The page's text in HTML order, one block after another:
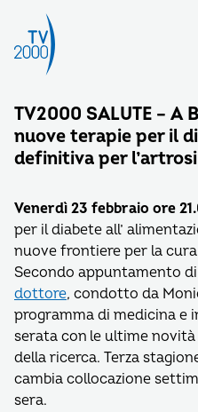
TV2000 SALUTE – A
nuove terapie per il
definitiva per l’artrosi
Venerdì 23 febbraio ore
per il diabete all’
nuove frontiere per la
Secondo appuntamento di
dottore, condotto da
programma di medicina
serata con le ultime
della ricerca. Terza
cambia collocazione
sera.